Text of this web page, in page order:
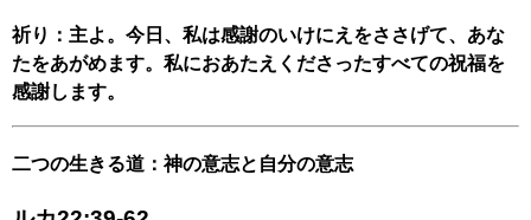
祈り：主よ。今日、私は感謝のいけにえをささげて、あな
たをあがめます。私におあたえくださったすべての祝福を
感謝します。
二つの生きる道：神の意志と自分の意志